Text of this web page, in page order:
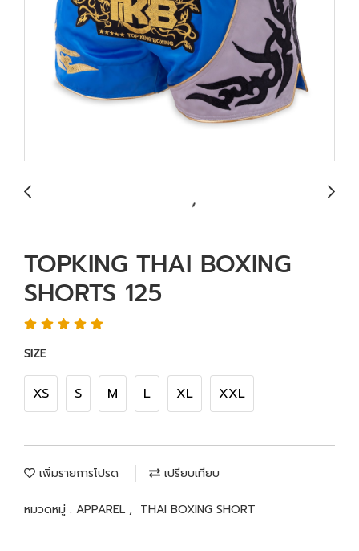
TOPKING THAI BOXING
SHORTS 125
SIZE
XS S M L XL XXL
เพิ่มรายการโปรด เปรียบเทียบ
หมวดหมู่ : APPAREL , THAI BOXING SHORT